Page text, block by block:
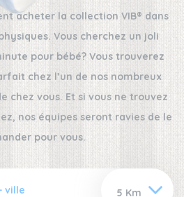
acheter la collection VIB® dans
Vous cherchez un joli
pour bébé? Vous trouverez
chez l’un de nos nombreux
chez vous. Et si vous ne trouvez
nos équipes seront ravies de le
pour vous.